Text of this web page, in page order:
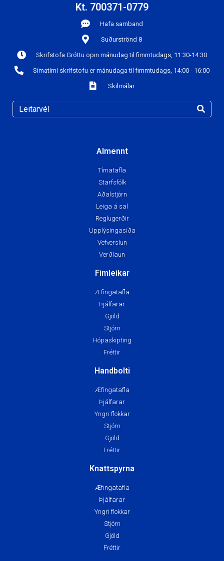
Kt. 700371-0779
Hafa samband
Suðurströnd 8
Skrifstofa Gróttu opin mánudag til fimmtudags, 11:30-14:30
Símatími skrifstofu er mánudaga til fimmtudags, 14:00 - 16:00
Skilmálar
Almennt
Tímatafla
Starfsfólk
Aðalstjórn
Leiga á sal
Reglugerðir
Upplýsingasíða
Vefverslun
Verðlaun
Fimleikar
Æfingatafla
Þjálfarar
Gjöld
Stjórn
Hópaskipting
Fréttir
Handbolti
Æfingatafla
Þjálfarar
Yngri flokkar
Stjórn
Gjöld
Fréttir
Knattspyrna
Æfingatafla
Þjálfarar
Yngri flokkar
Stjórn
Gjöld
Fréttir